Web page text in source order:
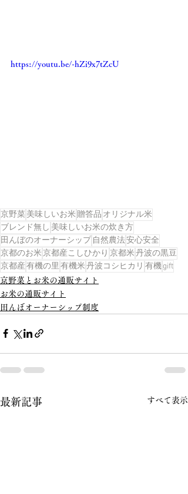
https://youtu.be/-hZi9x7tZcU
京野菜 美味しいお米贈答品 オリジナル米
ブレンド無し 美味しいお米の炊き方
田んぼのオーナーシップ 自然農法安心安全
京都のお米京都産こしひかり 京都米丹波の黒豆
京都産有機の里有機米丹波コシヒカリ 有機gift
京野菜とお米の通販サイト
お米の通販サイト
田んぼオーナーシップ制度
最新記事 すべて表示